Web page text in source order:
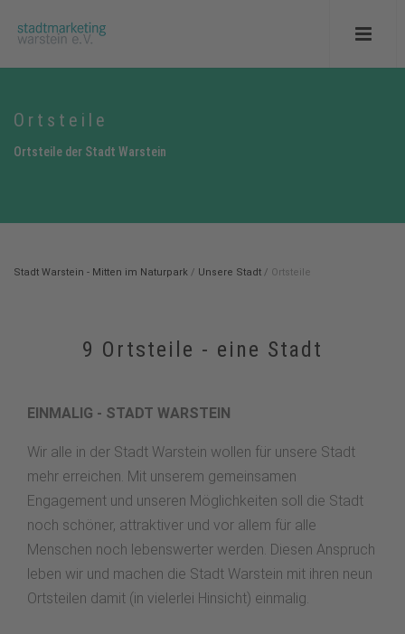
Ortsteile
Ortsteile der Stadt Warstein
Stadt Warstein - Mitten im Naturpark / Unsere Stadt / Ortsteile
9 Ortsteile - eine Stadt
EINMALIG - STADT WARSTEIN
Wir alle in der Stadt Warstein wollen für unsere Stadt
mehr erreichen. Mit unserem gemeinsamen
Engagement und unseren Möglichkeiten soll die Stadt
noch schöner, attraktiver und vor allem für alle
Menschen noch lebenswerter werden. Diesen Anspruch
leben wir und machen die Stadt Warstein mit ihren neun
Ortsteilen damit (in vielerlei Hinsicht) einmalig.